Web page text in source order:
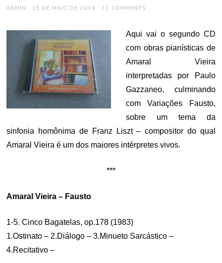
AUTHOR
ADMIN
POSTED
15 DE MAIO DE 2019 22 COMMENTS
Aqui vai o segundo CD
com obras pianísticas de
Amaral Vieira
interpretadas por Paulo
Gazzaneo, culminando
com Variações Fausto,
sobre um tema da
sinfonia homônima de Franz Liszt – compositor do qual
Amaral Vieira é um dos maiores intérpretes vivos.
***
Amaral Vieira – Fausto
1-5. Cinco Bagatelas, op.178 (1983)
1.Ostinato – 2.Diálogo – 3.Minueto Sarcástico –
4.Recitativo –